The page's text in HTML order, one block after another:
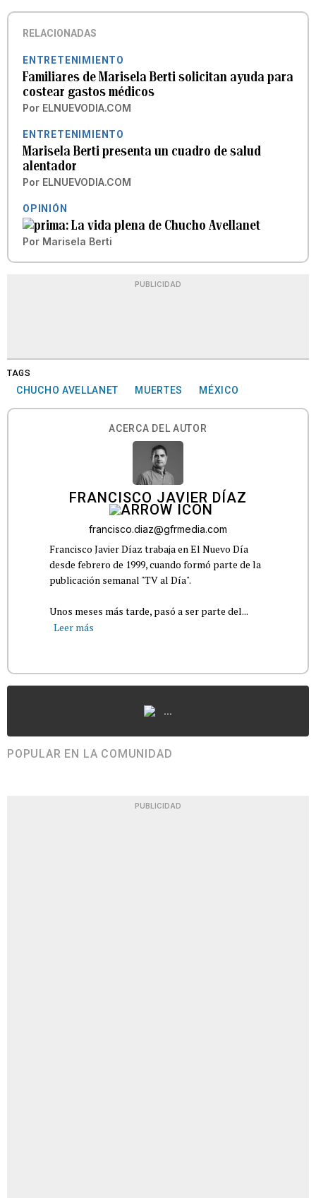
RELACIONADAS
ENTRETENIMIENTO
Familiares de Marisela Berti solicitan ayuda para
costear gastos médicos
Por ELNUEVODIA.COM
ENTRETENIMIENTO
Marisela Berti presenta un cuadro de salud
alentador
Por ELNUEVODIA.COM
OPINIÓN
La vida plena de Chucho Avellanet
Por Marisela Berti
PUBLICIDAD
TAGS
CHUCHO AVELLANET MUERTES MÉXICO
ACERCA DEL AUTOR
FRANCISCO JAVIER DÍAZ
francisco.diaz@gfrmedia.com
Francisco Javier Díaz trabaja en El Nuevo Día
desde febrero de 1999, cuando formó parte de la
publicación semanal "TV al Día".
Unos meses más tarde, pasó a ser parte del...
Leer más
...
POPULAR EN LA COMUNIDAD
PUBLICIDAD